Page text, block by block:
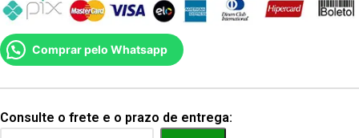
Comprar pelo Whatsapp
Consulte o frete e o prazo de entrega: